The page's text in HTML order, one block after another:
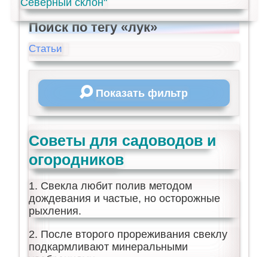
Северный склон"
Поиск по тегу «лук»
Статьи
Показать фильтр
Советы для садоводов и
огородников
1. Свекла любит полив методом
дождевания и частые, но осторожные
рыхления.
2. После второго прореживания свеклу
подкармливают минеральными